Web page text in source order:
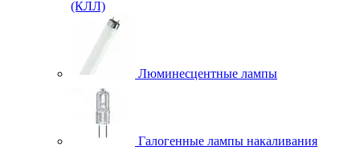
(КЛЛ)
Люминесцентные лампы
Галогенные лампы накаливания